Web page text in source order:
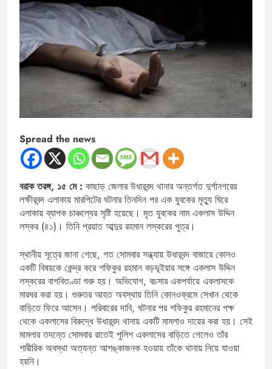
Spread the news
বরাক তরঙ্গ, ১৫ মে : কাছাড় জেলার উধারবন্দ থানার অন্তর্গত দুর্গানগরের
লক্ষীরবন্দ এলাকায় মারপিটের ঘটনার তিনদিন পর এক যুবকের মৃত্যু ঘিরে
এলাকায় ব্যাপক চাঞ্চল্যের সৃষ্টি হয়েছে। মৃত যুবকের নাম একলাস উদ্দিন
লস্কর (৪১)। তিনি প্রয়াত আব্দুর রহমান লস্করের পুত্র।
স্থানীয় সূত্রে জানা গেছে, গত সোমবার সন্ধ্যায় উধারবন্দ বাজারে কোনও
একটি বিষয়কে কেন্দ্র করে শফিকুর রহমান বড়ভূইয়ার সঙ্গে একলাস উদ্দিন
লস্করের বাগবিতণ্ডা শুরু হয়। অভিযোগ, বচসার একপর্যায়ে একলাসকে
মারধর করা হয়। গুরুতর আহত অবস্থায় তিনি কোনওক্রমে সেখান থেকে
বাড়িতে ফিরে আসেন। পরিবারের দাবি, ঘটনার পর শফিকুর রহমানের পক্ষ
থেকে একলাসের বিরুদ্ধে উধারবন্দ থানায় একটি মামলাও দায়ের করা হয়। সেই
মামলার তদন্তে সোমবার রাতেই পুলিশ একলাসের বাড়িতে গেলেও তাঁর
শারীরিক অবস্থা অত্যন্ত আশঙ্কাজনক হওয়ায় তাঁকে থানায় নিয়ে যাওয়া
হয়নি।